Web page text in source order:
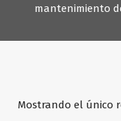
mantenimiento
Mostrando el único